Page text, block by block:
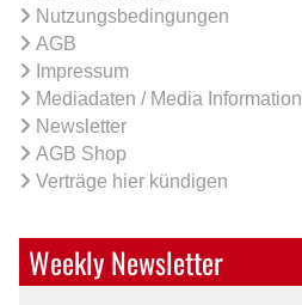
Nutzungsbedingungen
AGB
Impressum
Mediadaten / Media Information
Newsletter
AGB Shop
Verträge hier kündigen
Weekly Newsletter